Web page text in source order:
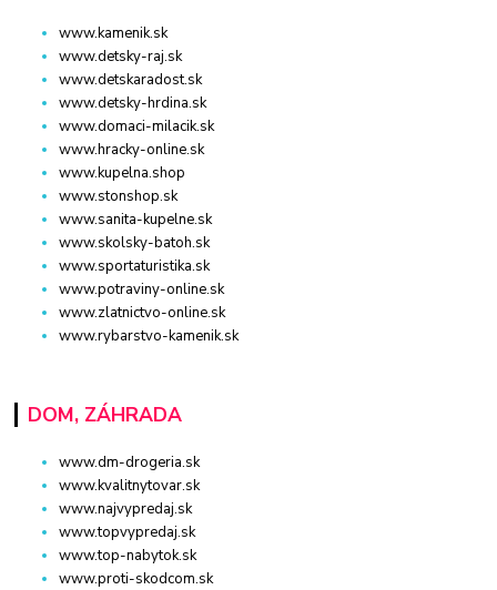
www.kamenik.sk
www.detsky-raj.sk
www.detskaradost.sk
www.detsky-hrdina.sk
www.domaci-milacik.sk
www.hracky-online.sk
www.kupelna.shop
www.stonshop.sk
www.sanita-kupelne.sk
www.skolsky-batoh.sk
www.sportaturistika.sk
www.potraviny-online.sk
www.zlatnictvo-online.sk
www.rybarstvo-kamenik.sk
DOM, ZÁHRADA
www.dm-drogeria.sk
www.kvalitnytovar.sk
www.najvypredaj.sk
www.topvypredaj.sk
www.top-nabytok.sk
www.proti-skodcom.sk